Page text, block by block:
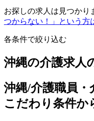
お探しの求人は見つかり
つからない！」という方
各条件で絞り込む
沖縄の介護求人
沖縄/介護職員・
こだわり条件か